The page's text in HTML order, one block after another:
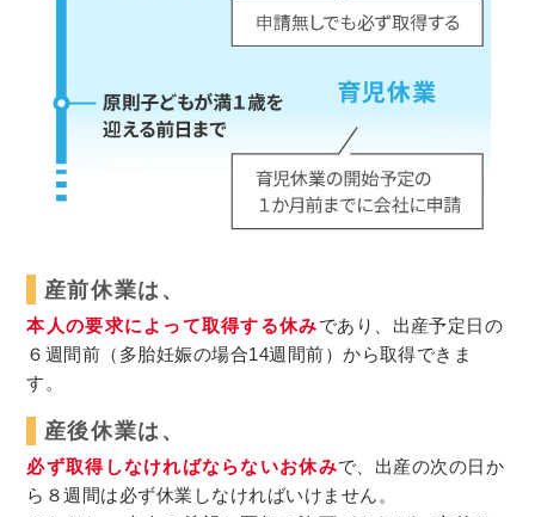
産前休業は、
本人の要求によって取得する休みであり、出産予定日の
６週間前（多胎妊娠の場合14週間前）から取得できま
す。
産後休業は、
必ず取得しなければならないお休みで、出産の次の日か
ら８週間は必ず休業しなければいけません。